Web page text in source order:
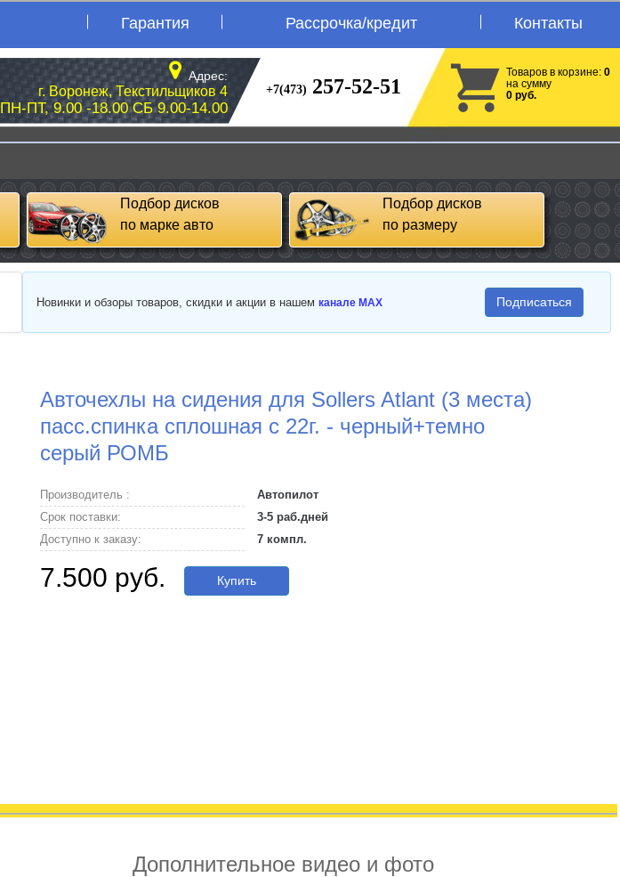
Гарантия Рассрочка/кредит Контакты
Адрес:
г. Воронеж, Текстильщиков 4
ПН-ПТ, 9.00 -18.00 СБ 9.00-14.00
+7(473) 257-52-51
Товаров в корзине: 0
на сумму
0 руб.
Подбор дисков
по марке авто
Подбор дисков
по размеру
Новинки и обзоры товаров, скидки и акции в нашем канале MAX Подписаться
Авточехлы на сидения для Sollers Atlant (3 места)
пасс.спинка сплошная с 22г. - черный+темно
серый РОМБ
Производитель :
Автопилот
Срок поставки:
3-5 раб.дней
Доступно к заказу:
7 компл.
7.500 руб. Купить
Дополнительное видео и фото